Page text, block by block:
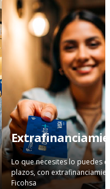
Lo que necesites lo puedes
plazos, con
Ficohsa